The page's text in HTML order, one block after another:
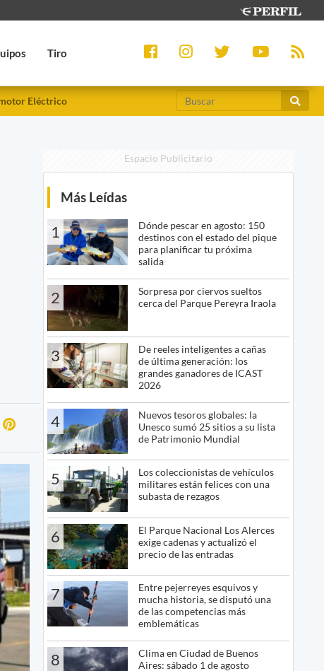
Tiro
Eléctrico
Espacio Publicitario
Más Leídas
1
Dónde pescar en agosto: 150
destinos con el estado del pique
para planificar tu próxima
salida
2
Sorpresa por ciervos sueltos
cerca del Parque Pereyra Iraola
3
De reeles inteligentes a cañas
de última generación: los
grandes ganadores de ICAST
2026
4
Nuevos tesoros globales: la
Unesco sumó 25 sitios a su lista
de Patrimonio Mundial
5
Los coleccionistas de vehículos
militares están felices con una
subasta de rezagos
6
El Parque Nacional Los Alerces
exige cadenas y actualizó el
precio de las entradas
7
Entre pejerreyes esquivos y
mucha historia, se disputó una
de las competencias más
emblemáticas
8
Clima en Ciudad de Buenos
Aires: sábado 1 de agosto